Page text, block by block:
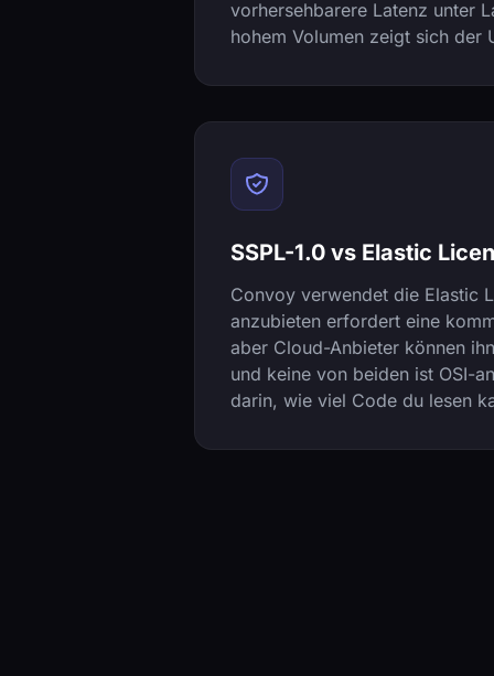
vorhersehbarere Latenz unter
hohem Volumen zeigt sich der
SSPL-1.0 vs Elastic
Convoy verwendet die Elastic
anzubieten erfordert eine
aber Cloud-Anbieter können
und keine von beiden ist OSI-
darin, wie viel Code du lesen